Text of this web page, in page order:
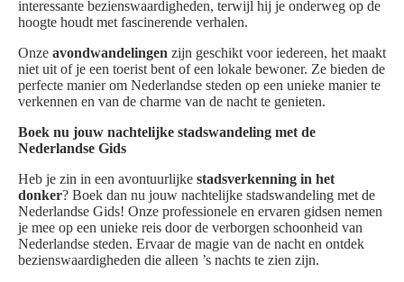
interessante bezienswaardigheden, terwijl hij je onderweg op de
hoogte houdt met fascinerende verhalen.
Onze avondwandelingen zijn geschikt voor iedereen, het maakt
niet uit of je een toerist bent of een lokale bewoner. Ze bieden de
perfecte manier om Nederlandse steden op een unieke manier te
verkennen en van de charme van de nacht te genieten.
Boek nu jouw nachtelijke stadswandeling met de
Nederlandse Gids
Heb je zin in een avontuurlijke stadsverkenning in het
donker? Boek dan nu jouw nachtelijke stadswandeling met de
Nederlandse Gids! Onze professionele en ervaren gidsen nemen
je mee op een unieke reis door de verborgen schoonheid van
Nederlandse steden. Ervaar de magie van de nacht en ontdek
bezienswaardigheden die alleen ’s nachts te zien zijn.